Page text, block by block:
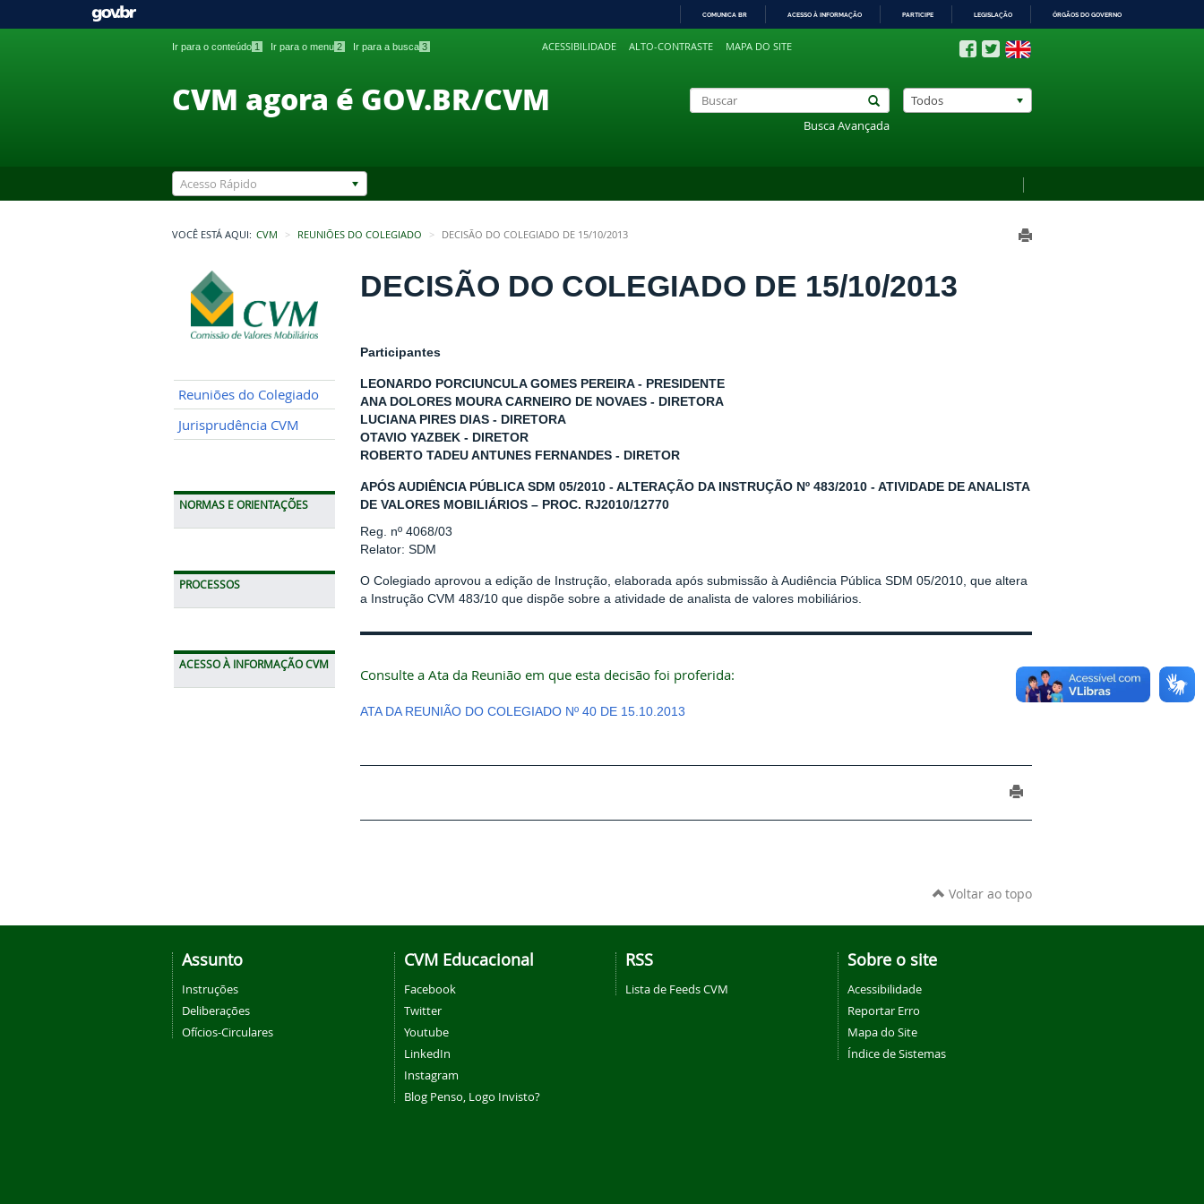
PARA
COMUNICA BR ACESSO À INFORMAÇÃO PARTICIPE LEGISLAÇÃO ÓRGÃOS DO GOVERNO
Ir para o conteúdo 1 Ir para o menu 2 Ir para a busca 3 ACESSIBILIDADE ALTO-CONTRASTE MAPA DO SITE
CVM agora é GOV.BR/CVM
Busca Avançada
Todos
Acesso Rápido
VOCÊ ESTÁ AQUI: CVM REUNIÕES DO COLEGIADO DECISÃO DO COLEGIADO DE 15/10/2013
Reuniões do Colegiado
Jurisprudência CVM
NORMAS E ORIENTAÇÕES
PROCESSOS
ACESSO À INFORMAÇÃO CVM
DECISÃO DO COLEGIADO DE 15/10/2013
Participantes
LEONARDO PORCIUNCULA GOMES PEREIRA - PRESIDENTE
ANA DOLORES MOURA CARNEIRO DE NOVAES - DIRETORA
LUCIANA PIRES DIAS - DIRETORA
OTAVIO YAZBEK - DIRETOR
ROBERTO TADEU ANTUNES FERNANDES - DIRETOR
APÓS AUDIÊNCIA PÚBLICA SDM 05/2010 - ALTERAÇÃO DA INSTRUÇÃO Nº 483/2010 - ATIVIDADE DE ANALISTA
DE VALORES MOBILIÁRIOS – PROC. RJ2010/12770
Reg. nº 4068/03
Relator: SDM
O Colegiado aprovou a edição de Instrução, elaborada após submissão à Audiência Pública SDM 05/2010, que altera
a Instrução CVM 483/10 que dispõe sobre a atividade de analista de valores mobiliários.
Consulte a Ata da Reunião em que esta decisão foi proferida:
ATA DA REUNIÃO DO COLEGIADO Nº 40 DE 15.10.2013
Voltar ao topo
Assunto
Instruções
Deliberações
Ofícios-Circulares
CVM Educacional
Facebook
Twitter
Youtube
LinkedIn
Instagram
Blog Penso, Logo Invisto?
RSS
Lista de Feeds CVM
Sobre o site
Acessibilidade
Reportar Erro
Mapa do Site
Índice de Sistemas